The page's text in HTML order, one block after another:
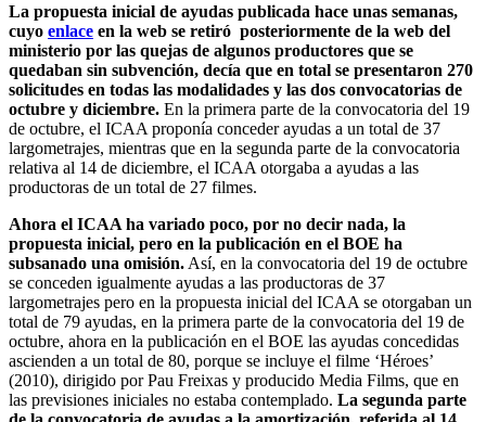
La propuesta inicial de ayudas publicada hace unas semanas,
cuyo enlace en la web se retiró posteriormente de la web del
ministerio por las quejas de algunos productores que se
quedaban sin subvención, decía que en total se presentaron 270
solicitudes en todas las modalidades y las dos convocatorias de
octubre y diciembre. En la primera parte de la convocatoria del 19
de octubre, el ICAA proponía conceder ayudas a un total de 37
largometrajes, mientras que en la segunda parte de la convocatoria
relativa al 14 de diciembre, el ICAA otorgaba a ayudas a las
productoras de un total de 27 filmes.
Ahora el ICAA ha variado poco, por no decir nada, la
propuesta inicial, pero en la publicación en el BOE ha
subsanado una omisión. Así, en la convocatoria del 19 de octubre
se conceden igualmente ayudas a las productoras de 37
largometrajes pero en la propuesta inicial del ICAA se otorgaban un
total de 79 ayudas, en la primera parte de la convocatoria del 19 de
octubre, ahora en la publicación en el BOE las ayudas concedidas
ascienden a un total de 80, porque se incluye el filme ‘Héroes’
(2010), dirigido por Pau Freixas y producido Media Films, que en
las previsiones iniciales no estaba contemplado. La segunda parte